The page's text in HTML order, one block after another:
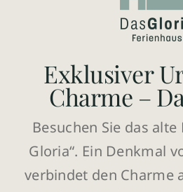
Exklusiver
Charme –
Besuchen Sie das alte
Gloria“. Ein Denkmal
verbindet den Charme